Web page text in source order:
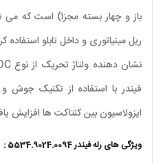
ریل مینیاتوری و داخل تابلو
فیندر با استفاده از تکنیک جوش و
ایزولاسیون بین کنتاکت‌ ها افزایش
ویژگی های رله فیندر 5534.9024.0094 :